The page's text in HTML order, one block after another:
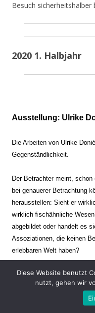
Besuch sicherheitshalber
2020 1. Halbjahr
Ausstellung: Ulrike
Die Arbeiten von Ulrike
Gegenständlichkeit.
Der Betrachter meint,
bei genauerer Betrachtung
herausstellen: Sieht er
wirklich fischähnliche
abgebildet oder handelt es
Assoziationen, die keinen
erlebbaren Welt haben?
Verharren und Dynamik
oder verrinnt im Nu. Es soll
zur Schmerzgrenze erzeugt
Diese Website benutzt
nutzt, gehen wir